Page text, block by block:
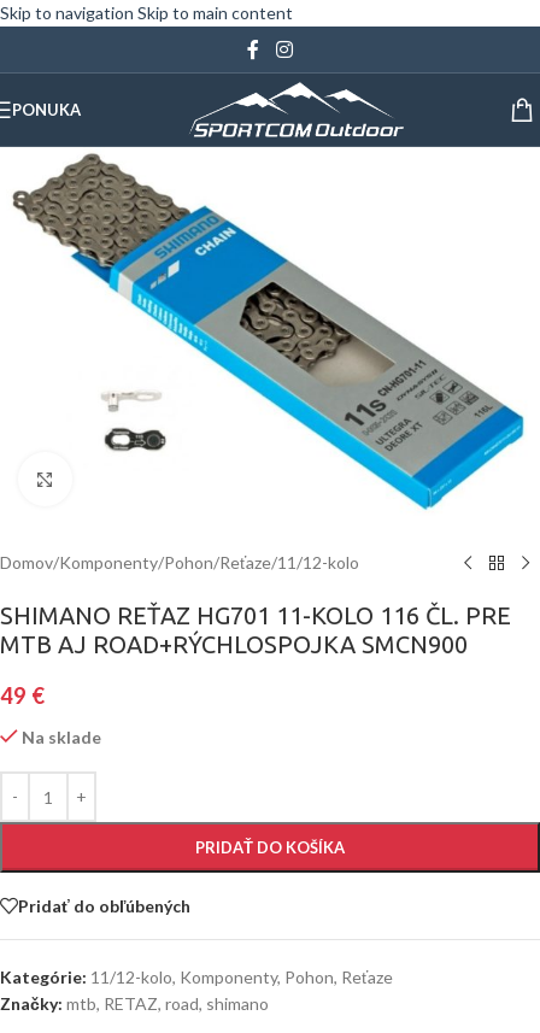
Skip to navigation Skip to main content
PONUKA
Domov/Komponenty/Pohon/Reťaze/11/12-kolo
SHIMANO REŤAZ HG701 11-KOLO 116 ČL. PRE
MTB AJ ROAD+RÝCHLOSPOJKA SMCN900
49 €
Na sklade
PRIDAŤ DO KOŠÍKA
Pridať do obľúbených
Kategórie: 11/12-kolo, Komponenty, Pohon, Reťaze
Značky: mtb, RETAZ, road, shimano